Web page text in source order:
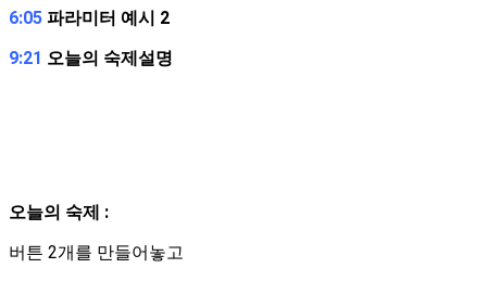
6:05 파라미터 예시 2
9:21 오늘의 숙제설명
오늘의 숙제 :
버튼 2개를 만들어놓고